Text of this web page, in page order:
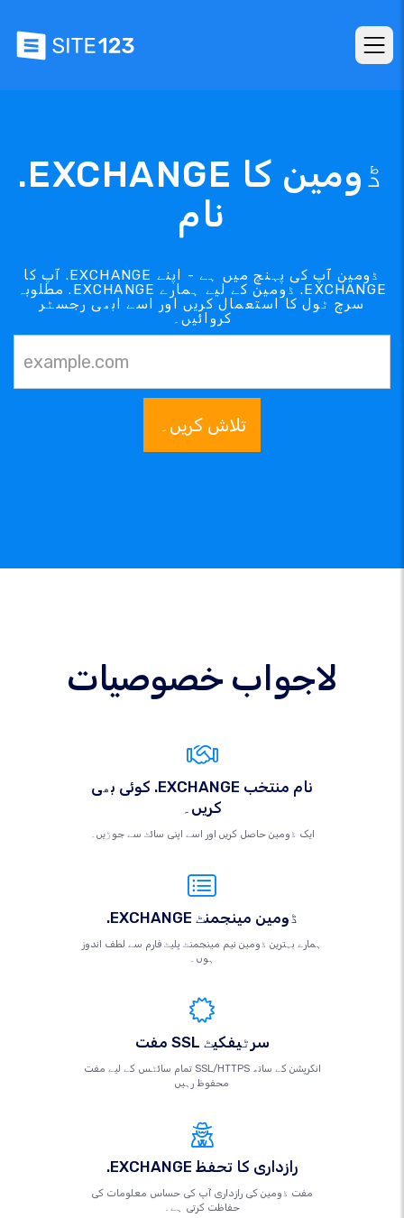
.EXCHANGE ڈومین کا
نام
آپ کا .EXCHANGE ڈومین آپ کی پہنچ میں ہے - اپنے
مطلوبہ .EXCHANGE ڈومین کے لیے ہمارے .EXCHANGE
سرچ ٹول کا استعمال کریں اور اسے ابھی رجسٹر
کروائیں۔
تلاش کریں۔
لاجواب خصوصیات
کوئی بھی .EXCHANGE نام منتخب
کریں۔
ایک ڈومین حاصل کریں اور اسے اپنی سائٹ سے جوڑیں۔
.EXCHANGE ڈومین مینجمنٹ
ہمارے بہترین ڈومین نیم مینجمنٹ پلیٹ فارم سے لطف اندوز
ہوں۔
مفت SSL سرٹیفکیٹ
تمام سائٹس کے لیے مفت SSL/HTTPS انکرپشن کے ساتھ
محفوظ رہیں
.EXCHANGE رازداری کا تحفظ
مفت ڈومین کی رازداری آپ کی حساس معلومات کی
حفاظت کرتی ہے۔